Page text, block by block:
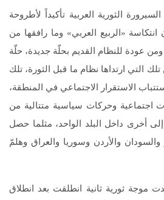
الثورية العربية تأكيداً لأطروحة
انتكاسة «الربيع العربي» وما رافقها من
عودة للنظام القديم بحلّة جديدة، حلّة
التي ارتداها نظام ما قبل الثورة، تلك
الاستقرار الاجتماعي في المنطقة،
اجتماعية وحركات سياسية متتالية من
أخرى داخل البلد الواحد، مثلما حصل
والأردن وسوريا والعراق وهلمّ
موجة ثورية ثانية انطلقت بعد انطلاق